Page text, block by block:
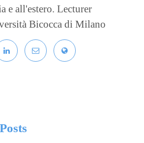
e all'estero. Lecturer
Bicocca di Milano